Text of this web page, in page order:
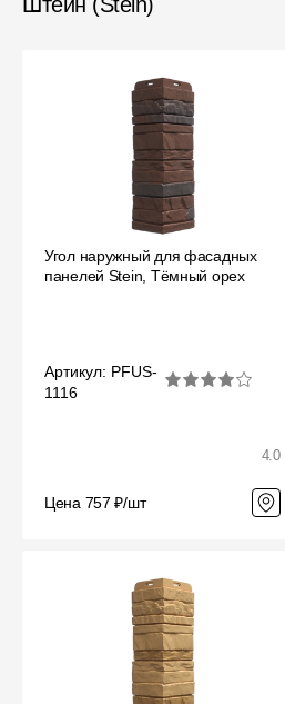
Угол наружный для фасадных
панелей Stein, Тёмный орех
Артикул: PFUS-
1116
4.0
Цена 757 ₽/шт